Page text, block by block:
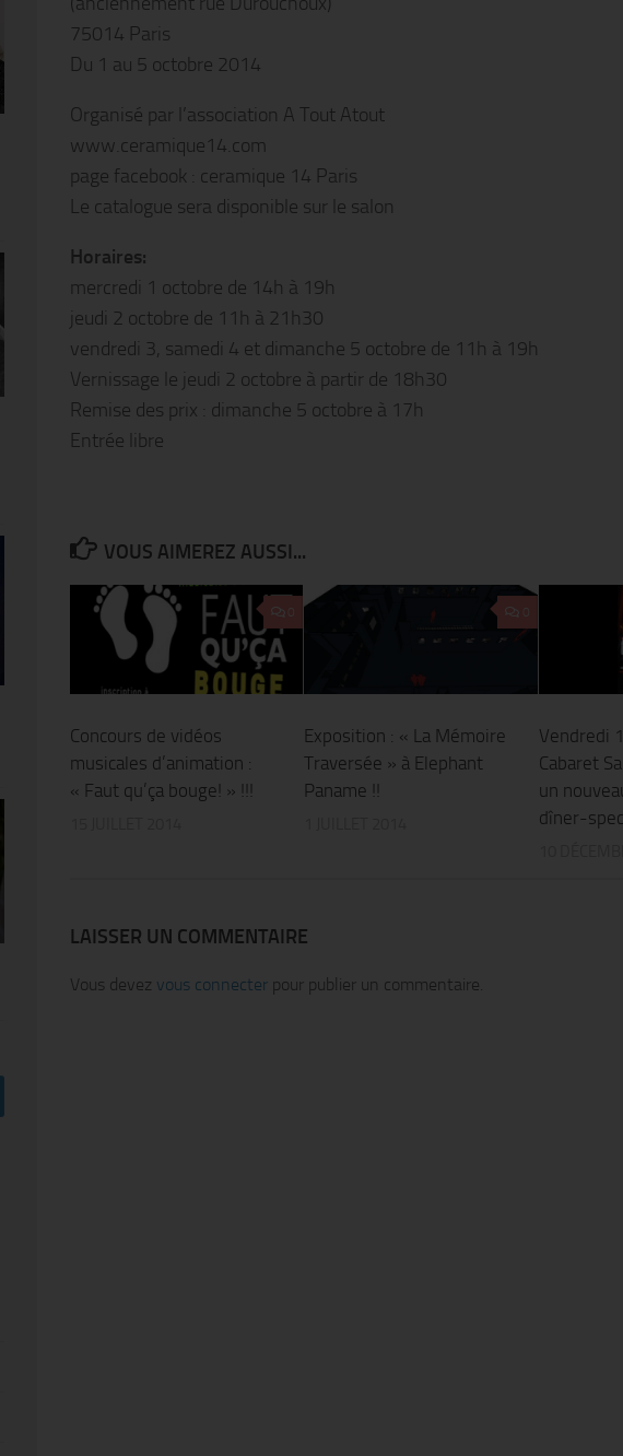
75014 Paris
Du 1 au 5 octobre 2014
Organisé par l’association A Tout Atout
www.ceramique14.com
page facebook : ceramique 14 Paris
Le catalogue sera disponible sur le salon
Horaires:
mercredi 1 octobre de 14h à 19h
jeudi 2 octobre de 11h à 21h30
vendredi 3, samedi 4 et dimanche 5 octobre de 11h à 19h
Vernissage le jeudi 2 octobre à partir de 18h30
Remise des prix : dimanche 5 octobre à 17h
Entrée libre
VOUS AIMEREZ AUSSI...
Concours de vidéos
musicales d’animation :
« Faut qu’ça bouge! » !!!
Exposition : « La Mémoire
Traversée » à Elephant
Paname !!
Vendredi
Cabaret
un
dîner-
LAISSER UN COMMENTAIRE
Vous devez vous connecter pour publier un commentaire.